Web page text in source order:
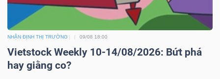
NHẬN ĐỊNH THỊ TRƯỜNG 09/08 18:00
Vietstock Weekly 10-14/08/2026: Bứt phá
hay giằng co?